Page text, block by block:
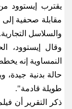
مقابلة صحفية إلى
والسلاسل التجارية.
وقال إيستوود،
النمساوية إنه
حالة بدنية جيدة،
طويلة قادمة".
ذكر التقرير أن